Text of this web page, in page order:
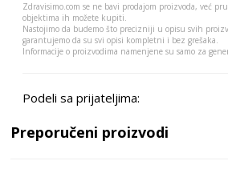
Zdravisimo.com se ne bavi prodajom proizvoda, već
objektima ih možete kupiti.
Nastojimo da budemo što precizniji u opisu svih
garantujemo da su svi opisi kompletni i bez grešaka.
Informacije o proizvodima namenjene su samo za
Podeli sa prijateljima:
Preporučeni proizvodi